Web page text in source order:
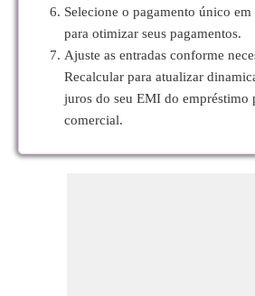
Selecione o pagamento único
para otimizar seus pagamentos.
Ajuste as entradas conforme
Recalcular para atualizar
juros do seu EMI do empréstimo
comercial.